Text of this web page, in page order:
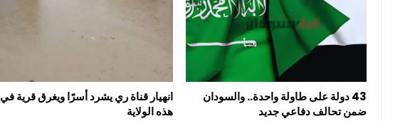
43 دولة على طاولة واحدة.. والسودان
ضمن تحالف دفاعي جديد
انهيار قناة ري يشرد أسرًا ويغرق قرية في
هذه الولاية